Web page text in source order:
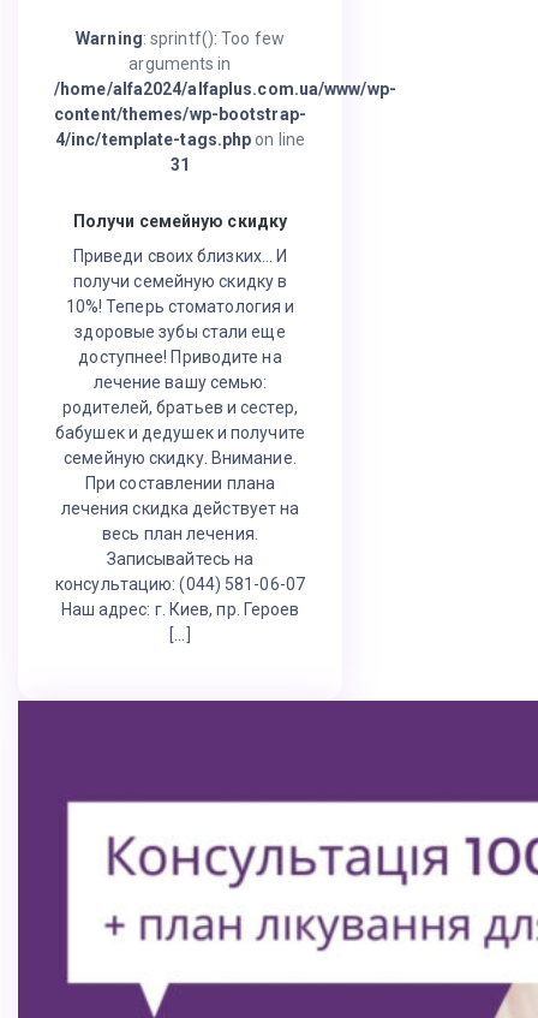
Warning: sprintf(): Too few
arguments in
/home/alfa2024/alfaplus.com.ua/www/wp-
content/themes/wp-bootstrap-
4/inc/template-tags.php on line
31
Получи семейную скидку
Приведи своих близких… И
получи семейную скидку в
10%! Теперь стоматология и
здоровые зубы стали еще
доступнее! Приводите на
лечение вашу семью:
родителей, братьев и сестер,
бабушек и дедушек и получите
семейную скидку. Внимание.
При составлении плана
лечения скидка действует на
весь план лечения.
Записывайтесь на
консультацию: (044) 581-06-07
Наш адрес: г. Киев, пр. Героев
[…]